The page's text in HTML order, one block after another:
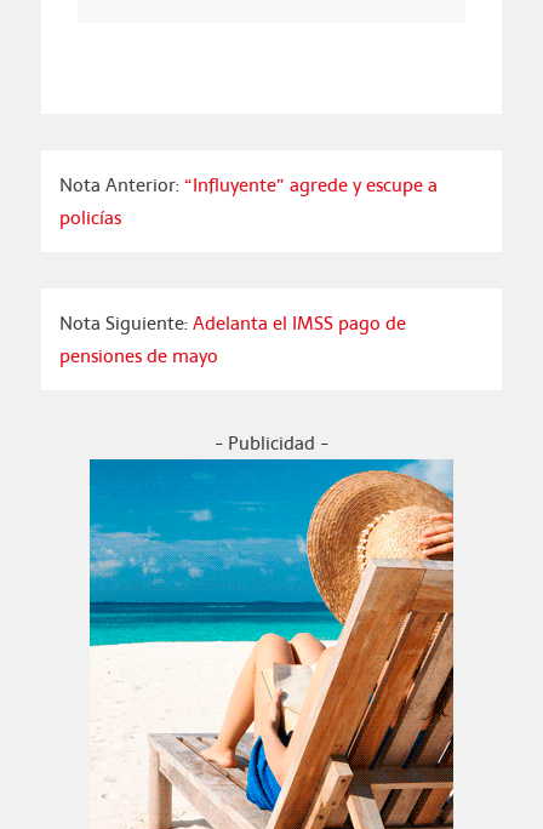
Nota Anterior:“Influyente” agrede y escupe a
policías
Nota Siguiente:Adelanta el IMSS pago de
pensiones de mayo
- Publicidad -